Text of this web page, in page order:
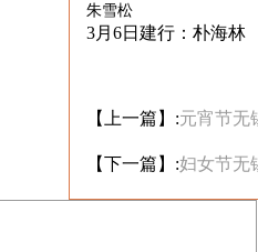
朱雪松
3月6日建行：朴海林
【上一篇】:元宵节无
【下一篇】:妇女节无